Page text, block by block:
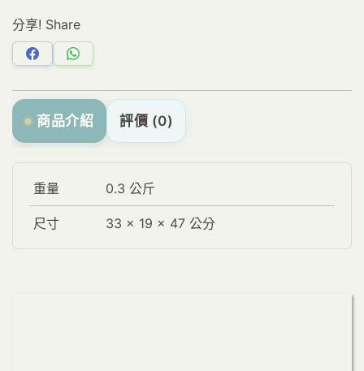
分享! Share
分
享
Facebook
分
享
WhatsApp
商品介紹 評價 (0)
重量 0.3 公斤
尺寸 33 × 19 × 47 公分